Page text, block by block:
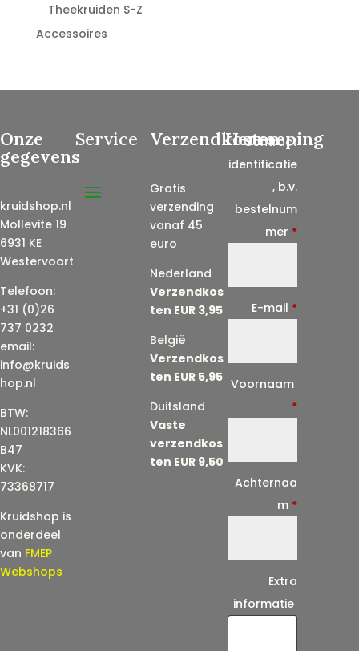
Theekruiden S-Z
Accessoires
Onze
gegevens
kruidshop.nl
Mollevite 19
6931 KE
Westervoort
Telefoon:
+31 (0)26
737 0232
email:
info@kruids
hop.nl
BTW:
NL001218366
B47
KVK:
73368717
Kruidshop is
onderdeel
van FMEP
Webshops
Service Verzendkosten
Gratis
verzending
vanaf 45
euro
Nederland
Verzendkos
ten EUR 3,95
België
Verzendkos
ten EUR 5,95
Duitsland
Vaste
verzendkos
ten EUR 9,50
Herroeping
Contract
identificatie
, b.v.
bestelnum
mer *
E-mail *
Voornaam
*
Achternaa
m *
Extra
informatie